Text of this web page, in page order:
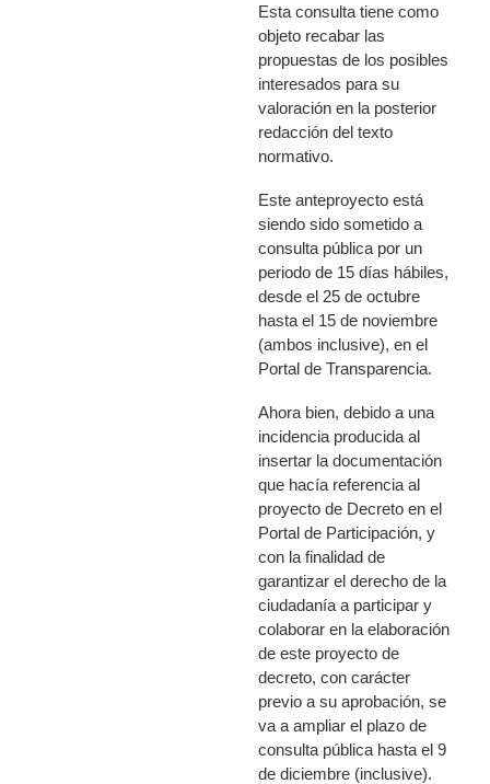
Esta consulta tiene como
objeto recabar las
propuestas de los posibles
interesados para su
valoración en la posterior
redacción del texto
normativo.
Este anteproyecto está
siendo sido sometido a
consulta pública por un
periodo de 15 días hábiles,
desde el 25 de octubre
hasta el 15 de noviembre
(ambos inclusive), en el
Portal de Transparencia.
Ahora bien, debido a una
incidencia producida al
insertar la documentación
que hacía referencia al
proyecto de Decreto en el
Portal de Participación, y
con la finalidad de
garantizar el derecho de la
ciudadanía a participar y
colaborar en la elaboración
de este proyecto de
decreto, con carácter
previo a su aprobación, se
va a ampliar el plazo de
consulta pública hasta el 9
de diciembre (inclusive).